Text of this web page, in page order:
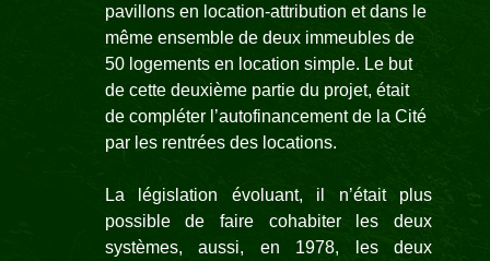
pavillons en location-attribution et dans le
même ensemble de deux immeubles de
50 logements en location simple. Le but
de cette deuxième partie du projet, était
de compléter l’autofinancement de la Cité
par les rentrées des locations.
La législation évoluant, il n’était plus
possible de faire cohabiter les deux
systèmes, aussi, en 1978, les deux